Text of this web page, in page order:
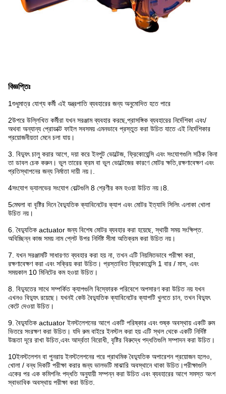
বিজ্ঞপ্তিঃ
1শুধুমাত্র যোগ্য কর্মী এই যন্ত্রপাতি ব্যবহারের জন্য অনুমোদিত হতে পারে
2উপরে উল্লিখিত কর্মীরা যখন সরঞ্জাম ব্যবহার করছে,প্রাসঙ্গিক ব্যবহারের নির্দেশিকা এবং/
অথবা অন্যান্য প্রোডাক্ট ফাইল সবসময় এমনভাবে প্রস্তুত করা উচিত যাতে এই নির্দেশিকার
প্রয়োজনীয়তা মেনে চলা যায়।
3. বিদ্যুৎ চালু করার আগে, দয়া করে ইনপুট ভোল্টেজ, ফ্রিকোয়েন্সি এবং সংযোগগুলি সঠিক কিনা
তা ডাবল চেক করুন। ভুল তারের ক্রম বা ভুল ভোল্টেজের কারণে মোটর ক্ষতি,রক্ষণাবেক্ষণ এবং
প্রতিস্থাপনের জন্য নির্মাতা দায়ী নয়।.
4সংযোগ ভ্যালভের সংযোগ বোল্টগুলি 8 শ্রেণীর কম হওয়া উচিত নয়।8.
5মেঘলা বা বৃষ্টির দিনে বৈদ্যুতিক ক্যাবিনেটের ক্যাপ এবং মোটর ইত্যাদি সিলিং এলাকা খোলা
উচিত নয়।
6. বৈদ্যুতিক actuator জন্য বিশেষ মোটর ব্যবহার করা হয়েছে, স্থায়ী সময় সংক্ষিপ্ত.
অবিচ্ছিন্ন কাজ সময় নাম প্লেট উপর নির্দিষ্ট সীমা অতিক্রম করা উচিত নয়।
7. যখন সরঞ্জামটি সাধারণত ব্যবহার করা হয় না, তখন এটি নিয়মিতভাবে পরীক্ষা করা,
রক্ষণাবেক্ষণ করা এবং সক্রিয় করা উচিত। প্রস্তাবিত ফ্রিকোয়েন্সি 1 বার / মাস, এবং
সময়কাল 10 মিনিটের কম হওয়া উচিত।
8. বিদ্যুতের সাথে সম্পর্কিত ক্যাপগুলি বিস্ফোরক পরিবেশে অপসারণ করা উচিত নয় যখন
এখনও বিদ্যুৎ রয়েছে। যখনই কেউ বৈদ্যুতিক ক্যাবিনেটের ক্যাপটি খুলতে চান, তখন বিদ্যুৎ
কেটে দেওয়া উচিত।
9. বৈদ্যুতিক actuator ইনস্টলেশনের আগে একটি পরিষ্কার এবং শুষ্ক অবস্থায় একটি রুম
ভিতরে সংরক্ষণ করা উচিত। যদি রুম বাইরে ইনস্টল করা হয় এটি স্থল থেকে একটি নির্দিষ্ট
উচ্চতা দূরে রাখা উচিত,এবং আর্দ্রতা বিরোধী, বৃষ্টির বিরুদ্ধে পদ্ধতিগুলি সম্পাদন করা উচিত।
10ইনস্টলেশন বা পুনরায় ইনস্টলেশনের পরে প্রাথমিক বৈদ্যুতিক অপারেশন প্রয়োজন হলেও,
খোলা / বন্ধ দিকটি পরীক্ষা করার জন্য ভালভটি মাঝারি অবস্থানে থাকা উচিত।পরীক্ষাগুলি
একের পর এক কমিশনিং পদ্ধতি অনুযায়ী সম্পন্ন করা উচিত এবং ব্যবহারের আগে সমস্ত অংশ
স্বাভাবিক অবস্থায় পরীক্ষা করা উচিত.